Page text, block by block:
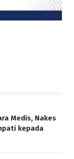
Medis, Nakes
kepada